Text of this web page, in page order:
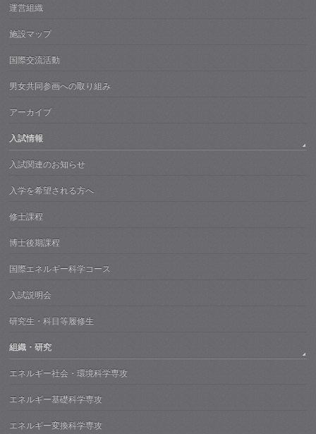
運営組織
施設マップ
国際交流活動
男女共同参画への取り組み
アーカイブ
入試情報
入試関連のお知らせ
入学を希望される方へ
修士課程
博士後期課程
国際エネルギー科学コース
入試説明会
研究生・科目等履修生
組織・研究
エネルギー社会・環境科学専攻
エネルギー基礎科学専攻
エネルギー変換科学専攻